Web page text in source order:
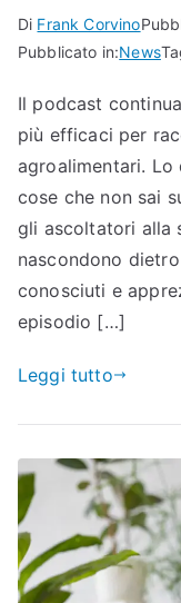
Di Frank Corvino
Pubblicato in:News
Il podcast
più efficaci per
agroalimentari. Lo
cose che non sai
gli ascoltatori alla
nascondono
conosciuti e
episodio […]
Leggi tutto